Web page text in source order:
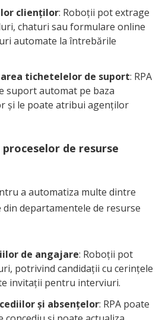
clienților: Roboții pot extrage
chaturi sau formulare online
automate la întrebările
tichetelelor de suport: RPA
suport automat pe baza
și le poate atribui agenților
de resurse
a automatiza multe dintre
departamentele de resurse
de angajare: Roboții pot
potrivind candidații cu cerințele
invitații pentru interviuri.
și absențelor: RPA poate